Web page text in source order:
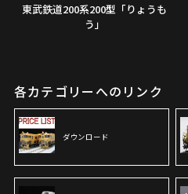
各カテゴリーへのリンク
ダウンロード
東武鉄道200系200型「りょうも
う」